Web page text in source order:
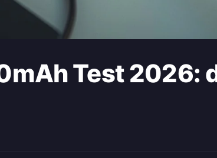
Test 2026: